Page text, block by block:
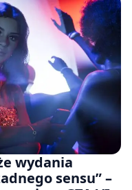
wydania
sensu” –